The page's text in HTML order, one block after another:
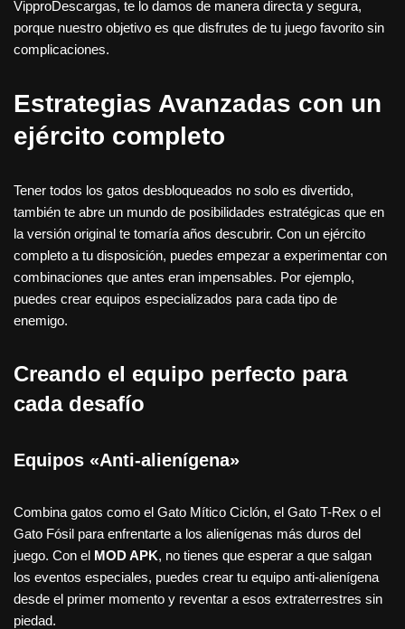
VipproDescargas, te lo damos de manera directa y segura,
porque nuestro objetivo es que disfrutes de tu juego favorito sin
complicaciones.
Estrategias Avanzadas con un
ejército completo
Tener todos los gatos desbloqueados no solo es divertido,
también te abre un mundo de posibilidades estratégicas que en
la versión original te tomaría años descubrir. Con un ejército
completo a tu disposición, puedes empezar a experimentar con
combinaciones que antes eran impensables. Por ejemplo,
puedes crear equipos especializados para cada tipo de
enemigo.
Creando el equipo perfecto para
cada desafío
Equipos «Anti-alienígena»
Combina gatos como el Gato Mítico Ciclón, el Gato T-Rex o el
Gato Fósil para enfrentarte a los alienígenas más duros del
juego. Con el MOD APK, no tienes que esperar a que salgan
los eventos especiales, puedes crear tu equipo anti-alienígena
desde el primer momento y reventar a esos extraterrestres sin
piedad.